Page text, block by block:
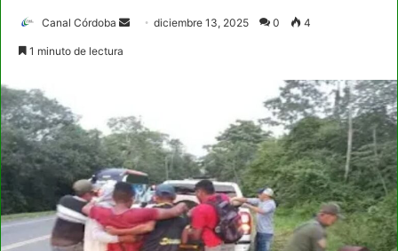
Canal Córdoba
Senddiciembre 13, 2025 0 4
1 minuto de lectura